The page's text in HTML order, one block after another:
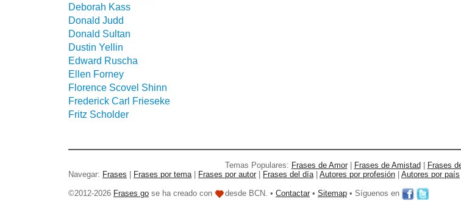
Deborah Kass
Donald Judd
Donald Sultan
Dustin Yellin
Edward Ruscha
Ellen Forney
Florence Scovel Shinn
Frederick Carl Frieseke
Fritz Scholder
Temas Populares: Frases de Amor| Frases de Amistad Frases
Navegar: Frases Frases por tema| Frases por autor Frases del día| Autores por profesión Autores por país
©2012-2026 Frases go se ha creado con desde BCN. • Contactar • Sitemap • Síguenos en